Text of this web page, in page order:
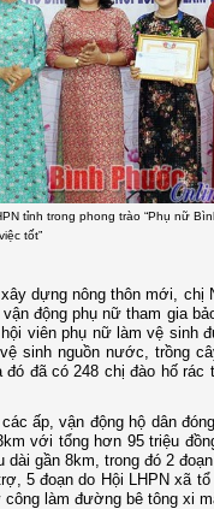
tỉnh trong phong trào “Phụ nữ
việc tốt”
dựng nông thôn mới, chị
động phụ nữ tham gia
viên phụ nữ làm vệ sinh
sinh nguồn nước, trồng
đã có 248 chị đào hố rác
ấp, vận động hộ dân
với tổng hơn 95 triệu
gần 8km, trong đó 2
5 đoạn do Hội LHPN xã
làm đường bê tông xi